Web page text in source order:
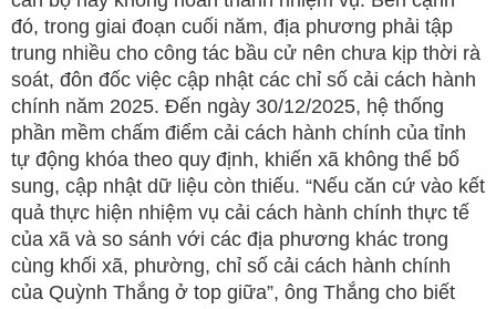
đó, trong giai đoạn cuối năm, địa phương phải tập
trung nhiều cho công tác bầu cử nên chưa kịp thời rà
soát, đôn đốc việc cập nhật các chỉ số cải cách hành
chính năm 2025. Đến ngày 30/12/2025, hệ thống
phần mềm chấm điểm cải cách hành chính của tỉnh
tự động khóa theo quy định, khiến xã không thể bổ
sung, cập nhật dữ liệu còn thiếu. “Nếu căn cứ vào kết
quả thực hiện nhiệm vụ cải cách hành chính thực tế
của xã và so sánh với các địa phương khác trong
cùng khối xã, phường, chỉ số cải cách hành chính
của Quỳnh Thắng ở top giữa”, ông Thắng cho biết